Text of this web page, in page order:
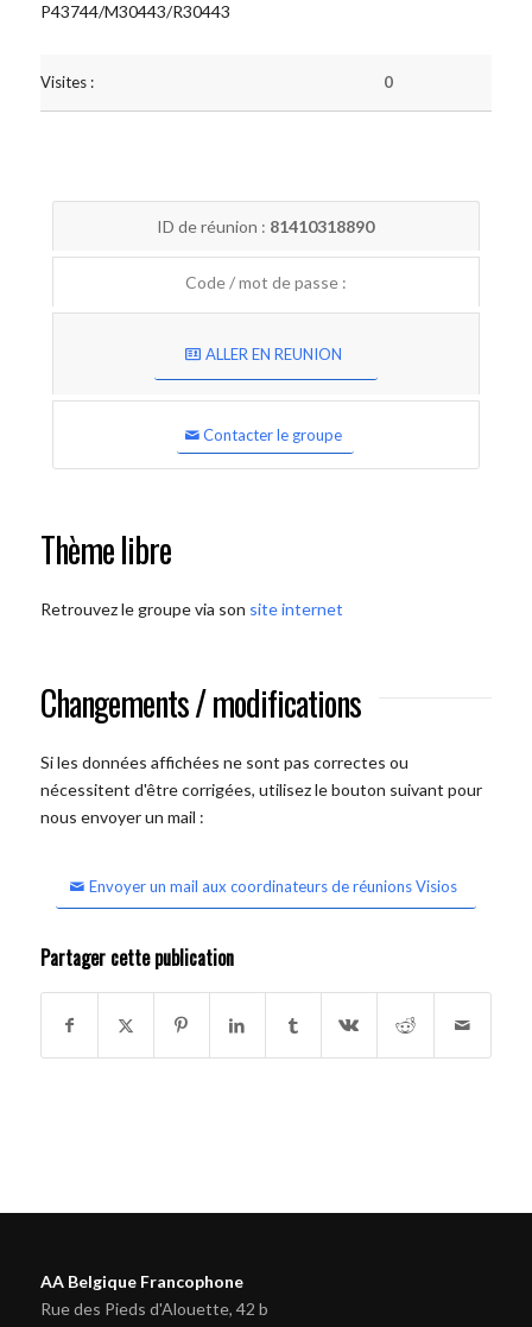
P43744/M30443/R30443
Visites : 0
ID de réunion : 81410318890
Code / mot de passe :
ALLER EN REUNION
Contacter le groupe
Thème libre
Retrouvez le groupe via son site internet
Changements / modifications
Si les données affichées ne sont pas correctes ou
nécessitent d'être corrigées, utilisez le bouton suivant pour
nous envoyer un mail :
Envoyer un mail aux coordinateurs de réunions Visios
Partager cette publication
AA Belgique Francophone
Rue des Pieds d'Alouette, 42 b